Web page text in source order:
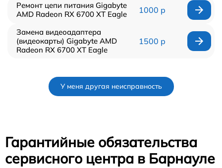
Ремонт цепи питания Gigabyte
AMD Radeon RX 6700 XT Eagle
1000 р
Замена видеоадаптера
(видеокарты) Gigabyte AMD
Radeon RX 6700 XT Eagle
1500 р
У меня другая неисправность
Гарантийные обязательства
сервисного центра в Барнауле